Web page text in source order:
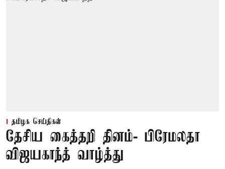
தமிழக செய்திகள்
தேசிய கைத்தறி தினம்- பிரேமலதா
விஜயகாந்த் வாழ்த்து